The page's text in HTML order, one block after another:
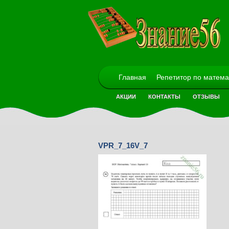
Главная Репетитор по
АКЦИИ КОНТАКТЫ ОТЗЫВЫ
VPR_7_16V_7